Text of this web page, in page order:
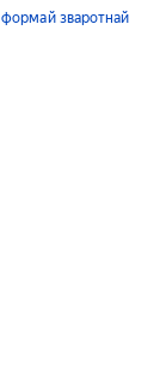
формай зваротнай